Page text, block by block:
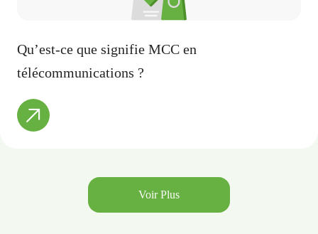
Qu’est-ce que signifie MCC en
télécommunications ?
Voir Plus